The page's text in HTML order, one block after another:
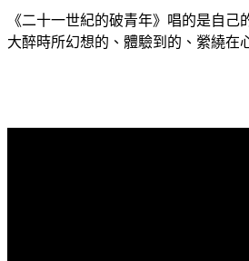
《二十一世紀的破青年》唱的是自己
大醉時所幻想的、體驗到的、縈繞在